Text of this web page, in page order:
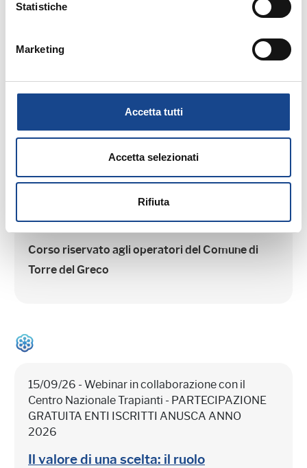
Statistiche
Marketing
Accetta tutti
Accetta selezionati
Rifiuta
Torre del Greco
Comune di Torre del Greco
TORRE DEL GRECO - L'adozione
Corso riservato agli operatori del Comune di
Torre del Greco
15/09/26 - Webinar in collaborazione con il
Centro Nazionale Trapianti - PARTECIPAZIONE
GRATUITA ENTI ISCRITTI ANUSCA ANNO
2026
Il valore di una scelta: il ruolo